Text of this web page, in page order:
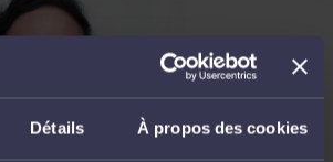
Détails À propos des cookies